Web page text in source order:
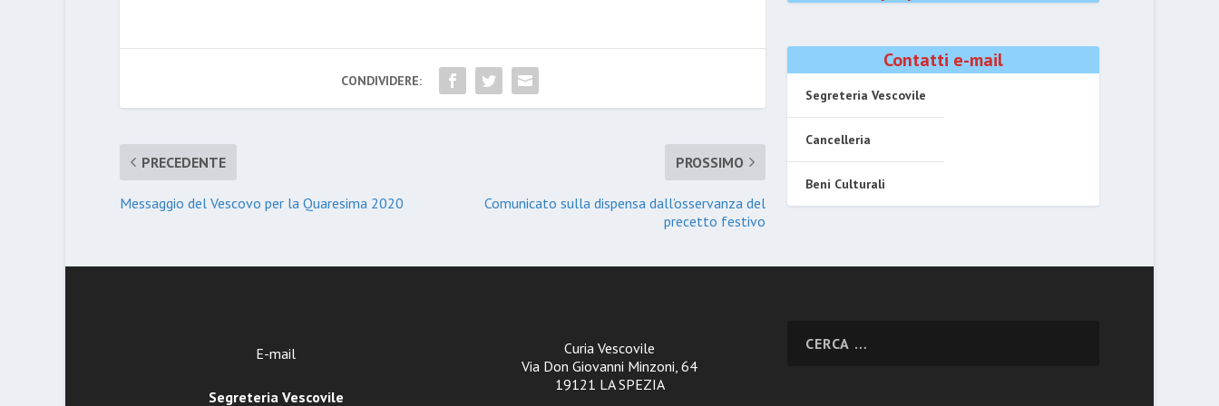
CONDIVIDERE:
PRECEDENTE
Messaggio del Vescovo per la Quaresima 2020
PROSSIMO
Comunicato sulla dispensa dall’osservanza del
precetto festivo
Contatti e-mail
Segreteria Vescovile
Cancelleria
Beni Culturali
E-mail
Segreteria Vescovile
Curia Vescovile
Via Don Giovanni Minzoni, 64
19121 LA SPEZIA